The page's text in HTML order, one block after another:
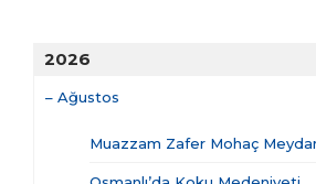
2026
– Ağustos
Muazzam Zafer Mohaç